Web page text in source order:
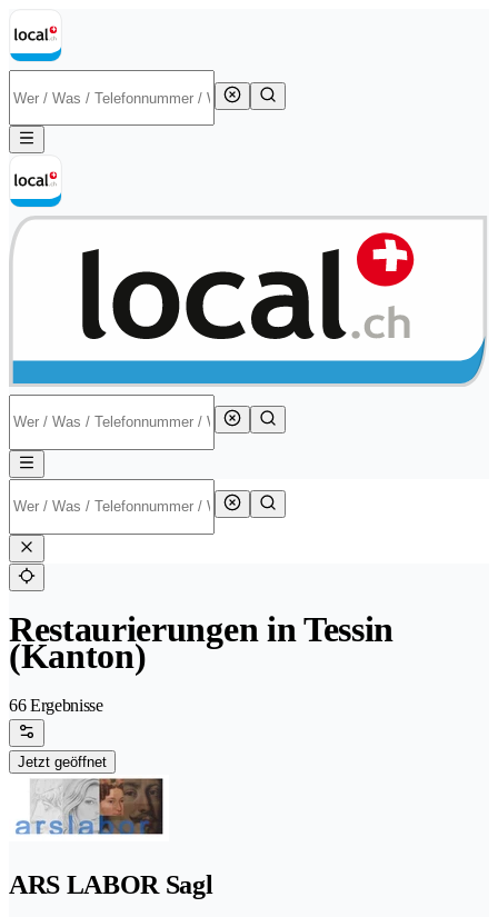
Restaurierungen in Tessin
(Kanton)
66 Ergebnisse
Jetzt geöffnet
ARS LABOR Sagl